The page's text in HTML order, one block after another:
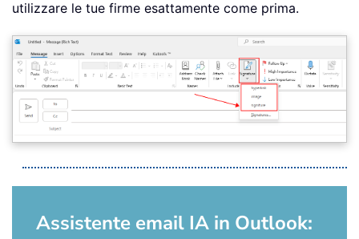
utilizzare le tue firme esattamente come prima.
Assistente email IA in Outlook: